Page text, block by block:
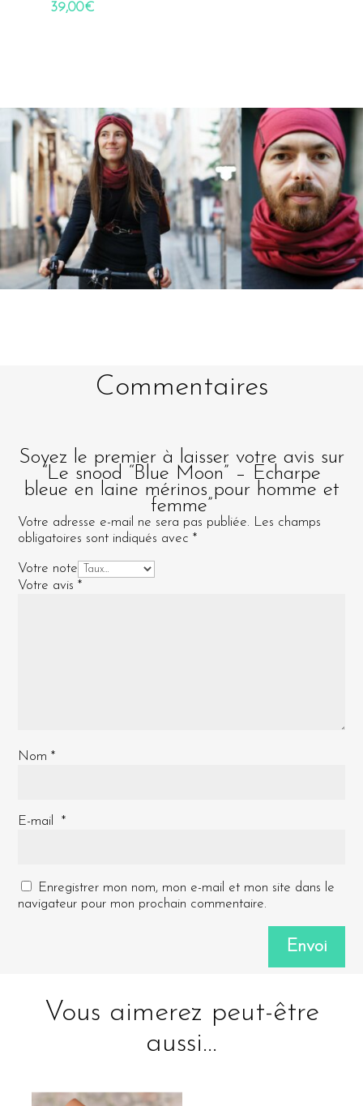
39,00€
Commentaires
Soyez le premier à laisser votre avis sur
“Le snood “Blue Moon” – Echarpe
bleue en laine mérinos pour homme et
femme”
Votre adresse e-mail ne sera pas publiée. Les champs
obligatoires sont indiqués avec*
Votre note
Votre avis*
Nom*
E-mail*
Enregistrer mon nom, mon e-mail et mon site dans le
navigateur pour mon prochain commentaire.
Envoi
Vous aimerez peut-être
aussi…